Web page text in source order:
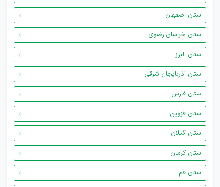
استان اصفهان
استان خراسان رضوی
استان البرز
استان آذربایجان شرقی
استان فارس
استان قزوین
استان گیلان
استان کرمان
استان قم